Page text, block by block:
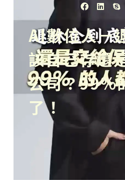
AI數位人－
該自己存還
公司？99%
了！